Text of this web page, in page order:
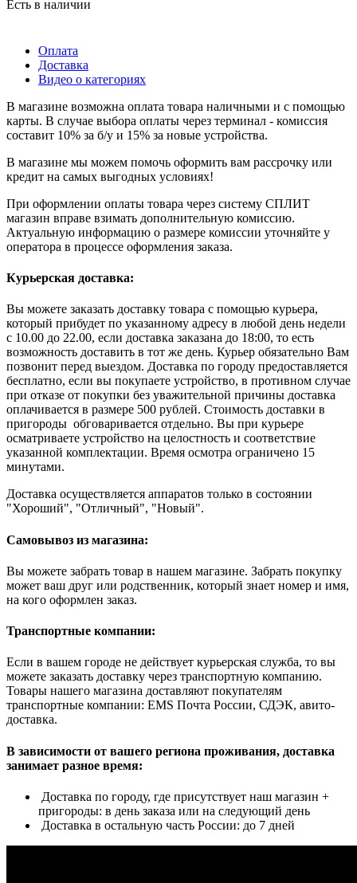
Есть в наличии
Оплата
Доставка
Видео о категориях
В магазине возможна оплата товара наличными и с помощью
карты. В случае выбора оплаты через терминал - комиссия
составит 10% за б/у и 15% за новые устройства.
В магазине мы можем помочь оформить вам рассрочку или
кредит на самых выгодных условиях!
При оформлении оплаты товара через систему СПЛИТ
магазин вправе взимать дополнительную комиссию.
Актуальную информацию о размере комиссии уточняйте у
оператора в процессе оформления заказа.
Курьерская доставка:
Вы можете заказать доставку товара с помощью курьера,
который прибудет по указанному адресу в любой день недели
с 10.00 до 22.00, если доставка заказана до 18:00, то есть
возможность доставить в тот же день. Курьер обязательно Вам
позвонит перед выездом. Доставка по городу предоставляется
бесплатно, если вы покупаете устройство, в противном случае
при отказе от покупки без уважительной причины доставка
оплачивается в размере 500 рублей. Стоимость доставки в
пригороды обговаривается отдельно. Вы при курьере
осматриваете устройство на целостность и соответствие
указанной комплектации. Время осмотра ограничено 15
минутами.
Доставка осуществляется аппаратов только в состоянии
"Хороший", "Отличный", "Новый".
Самовывоз из магазина:
Вы можете забрать товар в нашем магазине. Забрать покупку
может ваш друг или родственник, который знает номер и имя,
на кого оформлен заказ.
Транспортные компании:
Если в вашем городе не действует курьерская служба, то вы
можете заказать доставку через транспортную компанию.
Товары нашего магазина доставляют покупателям
транспортные компании: EMS Почта России, СДЭК, авито-
доставка.
В зависимости от вашего региона проживания, доставка
занимает разное время:
Доставка по городу, где присутствует наш магазин +
пригороды: в день заказа или на следующий день
Доставка в остальную часть России: до 7 дней